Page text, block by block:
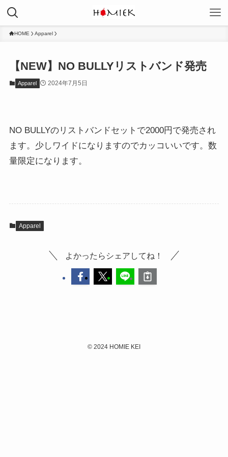
HOME Apparel
【NEW】NO BULLYリストバンド発売
Apparel 2024年7月5日
NO BULLYのリストバンドセットで2000円で発売され
ます。少しワイドになりますのでカッコいいです。数
量限定になります。
Apparel
よかったらシェアしてね！
© 2024 HOMIE KEI